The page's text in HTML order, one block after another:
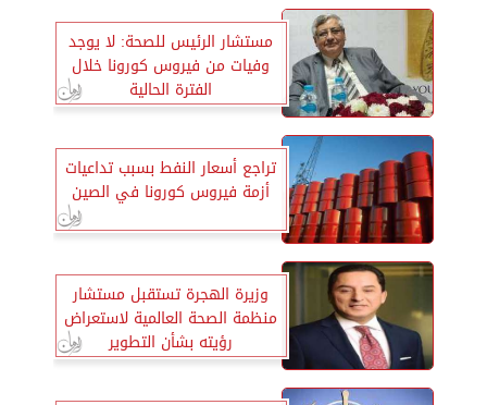
مستشار الرئيس للصحة: لا يوجد
وفيات من فيروس كورونا خلال
الفترة الحالية
تراجع أسعار النفط بسبب تداعيات
أزمة فيروس كورونا في الصين
وزيرة الهجرة تستقبل مستشار
منظمة الصحة العالمية لاستعراض
رؤيته بشأن التطوير